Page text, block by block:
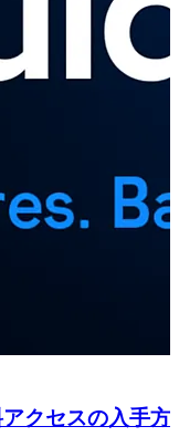
クセスの入手方